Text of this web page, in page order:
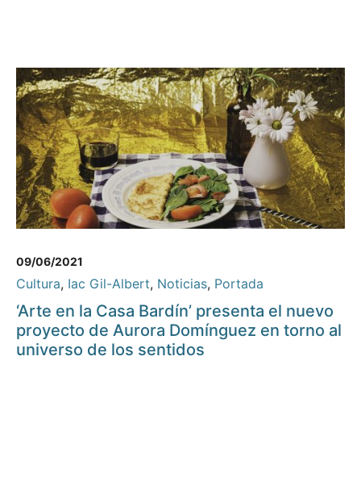
09/06/2021
Cultura, Iac Gil-Albert, Noticias, Portada
‘Arte en la Casa Bardín’ presenta el nuevo
proyecto de Aurora Domínguez en torno al
universo de los sentidos